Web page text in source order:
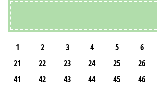
1 2 3 4 5 6
21
22 23 24 25 26
41
42 43 44 45 46